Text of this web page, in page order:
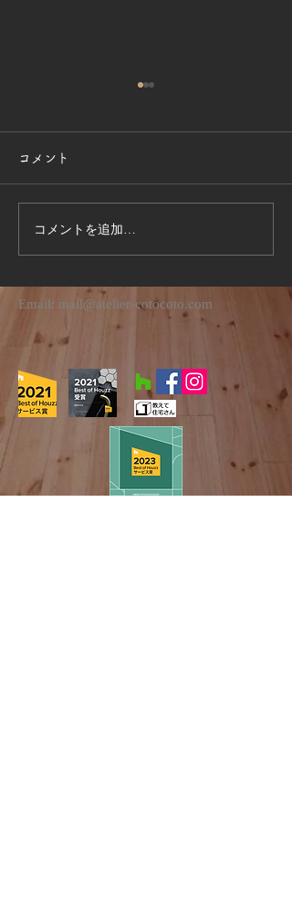
コメント
コメントを追加…
Email: mail@atelier-cotocoto.com